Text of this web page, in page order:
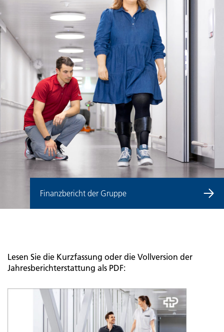
Finanzbericht der Gruppe
Lesen Sie die Kurzfassung oder die Vollversion der
Jahresberichterstattung als PDF: